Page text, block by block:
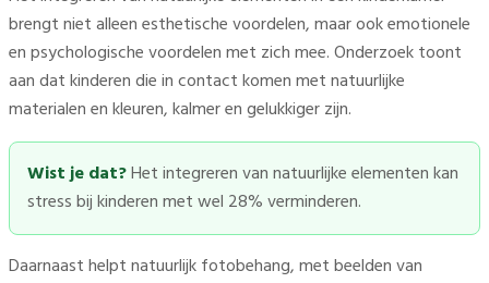
brengt niet alleen esthetische voordelen, maar ook emotionele
en psychologische voordelen met zich mee. Onderzoek toont
aan dat kinderen die in contact komen met natuurlijke
materialen en kleuren, kalmer en gelukkiger zijn.
Wist je dat?Het integreren van natuurlijke elementen kan
stress bij kinderen met wel 28% verminderen.
Daarnaast helpt natuurlijk fotobehang, met beelden van